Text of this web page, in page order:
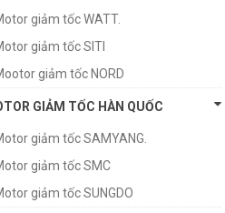
giảm tốc WATT.
giảm tốc SITI
giảm tốc NORD
GIẢM TỐC HÀN QUỐC
giảm tốc SAMYANG.
giảm tốc SMC
giảm tốc SUNGDO